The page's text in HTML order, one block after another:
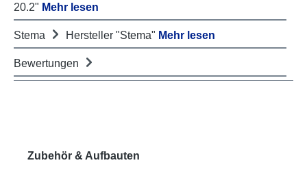
20.2" Mehr lesen
Stema Hersteller "Stema" Mehr lesen
Bewertungen
Produktgalerie überspringen
Zubehör & Aufbauten